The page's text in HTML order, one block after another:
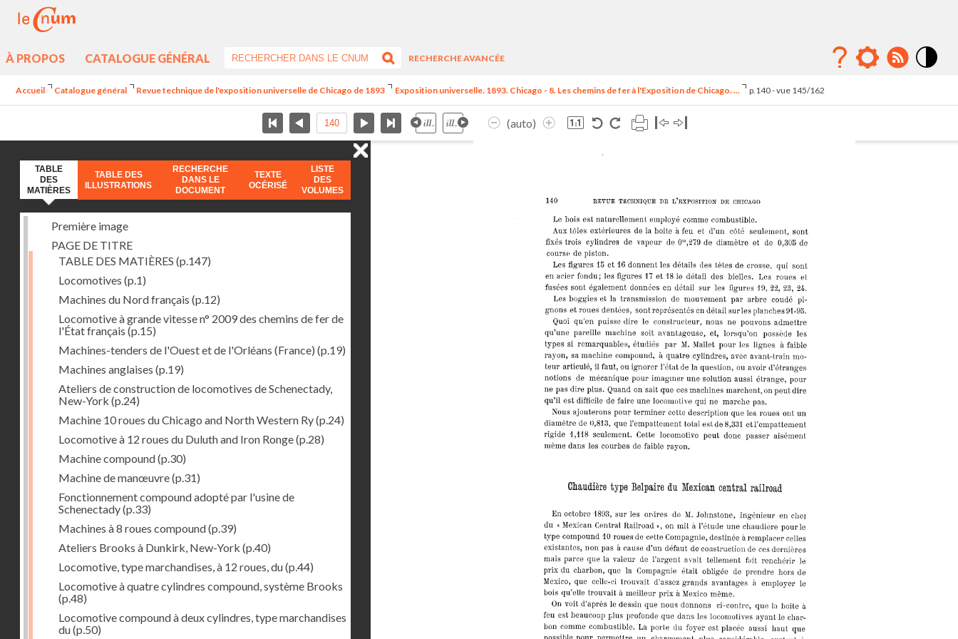
À PROPOS CATALOGUE GÉNÉRAL
RECHERCHE AVANCÉE
Accueil Catalogue général Revue technique de l'exposition universelle de Chicago de 1893 Exposition universelle. 1893. Chicago - 8. Les chemins de fer à l'Exposition de Chicago. ... p.140 - vue 145/162
(auto)
TABLE
DES
MATIÈRES
TABLE DES
ILLUSTRATIONS
RECHERCHE
DANS LE
DOCUMENT
TEXTE
OCÉRISÉ
LISTE
DES
VOLUMES
Première image
PAGE DE TITRE
TABLE DES MATIÈRES (p.147)
Locomotives (p.1)
Machines du Nord français (p.12)
Locomotive à grande vitesse n° 2009 des chemins de fer de
l'État français (p.15)
Machines-tenders de l'Ouest et de l'Orléans (France) (p.19)
Machines anglaises (p.19)
Ateliers de construction de locomotives de Schenectady,
New-York (p.24)
Machine 10 roues du Chicago and North Western Ry(p.24)
Locomotive à 12 roues du Duluth and Iron Ronge(p.28)
Machine compound(p.30)
Machine de manœuvre(p.31)
Fonctionnement compound adopté par l'usine de
Schenectady(p.33)
Machines à 8 roues compound(p.39)
Ateliers Brooks à Dunkirk, New-York (p.40)
Locomotive, type marchandises, à 12 roues, du(p.44)
Locomotive à quatre cylindres compound, système Brooks
(p.48)
Locomotive compound à deux cylindres, type marchandises
du(p.50)